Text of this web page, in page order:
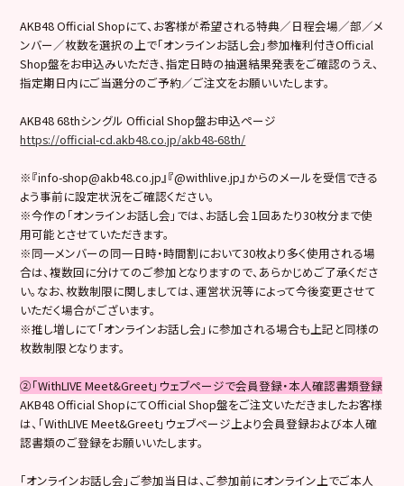
AKB48 Official Shopにて、お客様が希望される特典／日程会場／部／メ
ンバー／枚数を選択の上で「オンラインお話し会」参加権利付きOfficial
Shop盤をお申込みいただき、指定日時の抽選結果発表をご確認のうえ、
指定期日内にご当選分のご予約／ご注文をお願いいたします。
AKB48 68thシングル Official Shop盤お申込ページ
https://official-cd.akb48.co.jp/akb48-68th/
※『info-shop@akb48.co.jp』『@withlive.jp』からのメールを受信できる
よう事前に設定状況をご確認ください。
※今作の「オンラインお話し会」では、お話し会１回あたり30枚分まで使
用可能とさせていただきます。
※同一メンバーの同一日時・時間割において30枚より多く使用される場
合は、複数回に分けてのご参加となりますので、あらかじめご了承くださ
い。なお、枚数制限に関しましては、運営状況等によって今後変更させて
いただく場合がございます。
※推し増しにて「オンラインお話し会」に参加される場合も上記と同様の
枚数制限となります。
②「WithLIVE Meet&Greet」ウェブページで会員登録・本人確認書類登録
AKB48 Official ShopにてOfficial Shop盤をご注文いただきましたお客様
は、「WithLIVE Meet&Greet」ウェブページ上より会員登録および本人確
認書類のご登録をお願いいたします。
「オンラインお話し会」ご参加当日は、ご参加前にオンライン上でご本人